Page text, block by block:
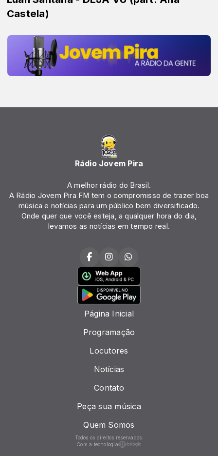
Castela)
Rádio Jovem Pira
A melhor rádio do Brasil.
A Rádio Jovem Pira FM tem o compromisso de trazer boa
música e notícias para um público bem diversificado.
Onde quer que você esteja, a qualquer hora do dia,
levamos as notícias em tempo real.
Página Inicial
Programação
Locutores
Notícias
Contato
Peça sua música
Quem Somos
Todos os direitos reservados.
Com a tecnologia